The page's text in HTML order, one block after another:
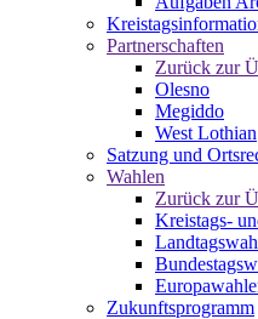
Partnerschaften
Zurück zur
Olesno
Megiddo
West Lothian
Satzung und
Wahlen
Zurück zur
Kreistags-
Zukunftsprogramm